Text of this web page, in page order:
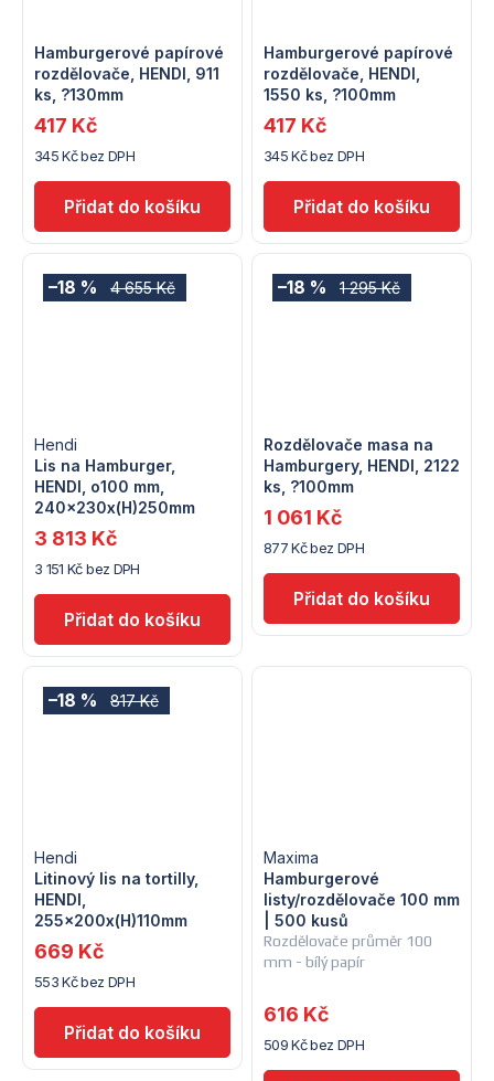
Hamburgerové papírové
rozdělovače, HENDI, 911
ks, ?130mm
345 Kč bez DPH
417 Kč
Hamburgerové papírové
rozdělovače, HENDI,
1550 ks, ?100mm
345 Kč bez DPH
417 Kč
4 655 Kč
–18 %
Lis na Hamburger,
HENDI, o100 mm,
240x230x(H)250mm
Hendi
3 151 Kč bez DPH
3 813 Kč
1 295 Kč
–18 %
Rozdělovače masa na
Hamburgery, HENDI, 2122
ks, ?100mm
877 Kč bez DPH
1 061 Kč
817 Kč
–18 %
Litinový lis na tortilly,
HENDI,
255x200x(H)110mm
Hendi
553 Kč bez DPH
669 Kč
Rozdělovače průměr 100
mm - bílý papír
Hamburgerové
listy/rozdělovače 100 mm
| 500 kusů
Maxima
509 Kč bez DPH
616 Kč